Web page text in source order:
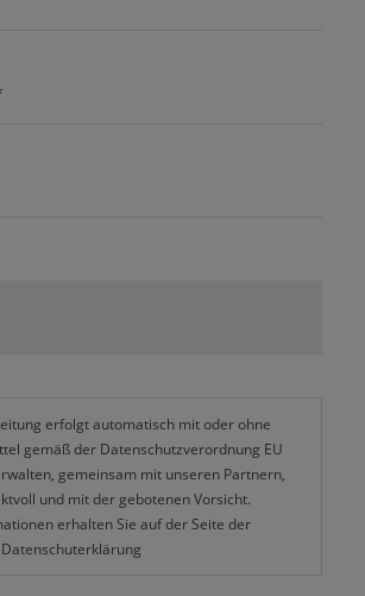
zum Ziel der Lärmverminderung
erfolgt automatisch mit oder ohne
gemäß der Datenschutzverordnung EU
gemeinsam mit unseren Partnern,
und mit der gebotenen Vorsicht.
erhalten Sie auf der Seite der